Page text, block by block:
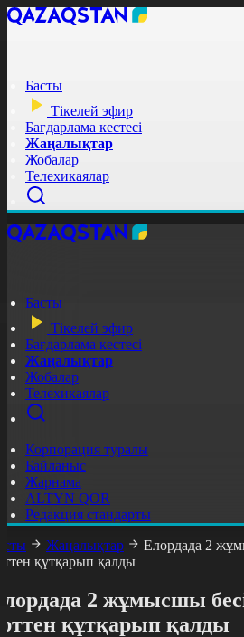
Басты
Тікелей эфир
Бағдарлама кестесі
Жаңалықтар
Жобалар
Телехикаялар
Басты
Тікелей эфир
Бағдарлама кестесі
Жаңалықтар
Жобалар
Телехикаялар
Корпорация туралы
Байланыс
Жарнама
ALTYN QOR
Редакция стандарты
Жаңалықтар
Елордада 2
құтқарып қалды
2 жұмысшы
құтқарып қалды